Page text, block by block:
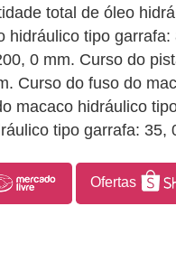
total de óleo
hidráulico tipo
0 mm. Curso do
Curso do fuso do
macaco hidráulico
tipo garrafa: 35,
Ofertas